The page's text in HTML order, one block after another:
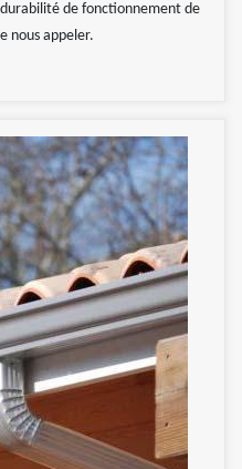
de fonctionnement de
nous appeler.